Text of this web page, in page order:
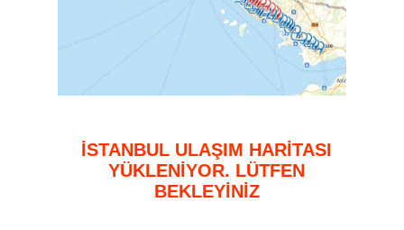
İSTANBUL ULAŞIM HARİTASI
YÜKLENİYOR. LÜTFEN
BEKLEYİNİZ